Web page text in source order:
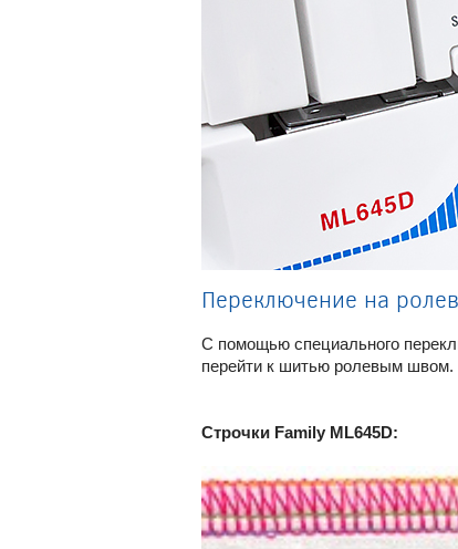
Переключение на
С помощью специального
перейти к шитью ролевым швом.
Строчки Family ML645D: